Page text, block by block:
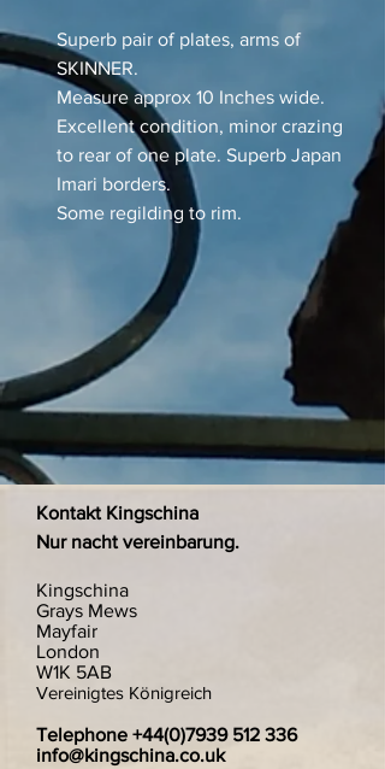
Superb pair of plates, arms of
SKINNER.
Measure approx 10 Inches wide.
Excellent condition, minor crazing
to rear of one plate. Superb Japan
Imari borders.
Some regilding to rim.
Kontakt Kingschina
Nur nacht vereinbarung.
Kingschina
Grays Mews
Mayfair
London
W1K 5AB
Vereinigtes Königreich
Telephone +44(0)7939 512 336
info@kingschina.co.uk